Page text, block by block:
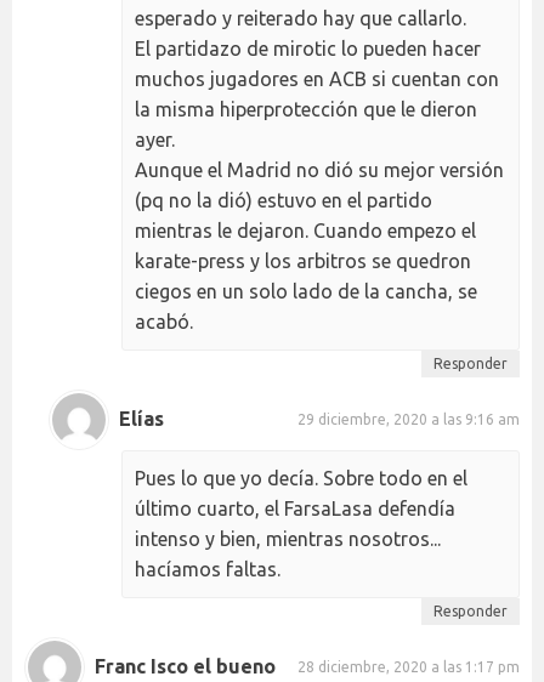
esperado y reiterado hay que callarlo.
El partidazo de mirotic lo pueden hacer
muchos jugadores en ACB si cuentan con
la misma hiperprotección que le dieron
ayer.
Aunque el Madrid no dió su mejor versión
(pq no la dió) estuvo en el partido
mientras le dejaron. Cuando empezo el
karate-press y los arbitros se quedron
ciegos en un solo lado de la cancha, se
acabó.
Responder
Elías 29 diciembre, 2020 a las 9:16 am
Pues lo que yo decía. Sobre todo en el
último cuarto, el FarsaLasa defendía
intenso y bien, mientras nosotros...
hacíamos faltas.
Responder
Franc Isco el bueno 28 diciembre, 2020 a las 1:17 pm